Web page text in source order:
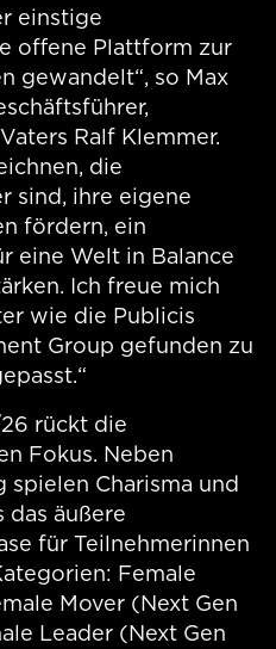
einstige
offene Plattform zur
gewandelt“, so Max
Ralf Klemmer.
die
sind, ihre eigene
fördern, ein
eine Welt in Balance
Ich freue mich
wie die Publicis
Group gefunden zu
rückt die
Fokus. Neben
Charisma und
äußere
für Teilnehmerinnen
Female
Mover (Next Gen
Leader (Next Gen